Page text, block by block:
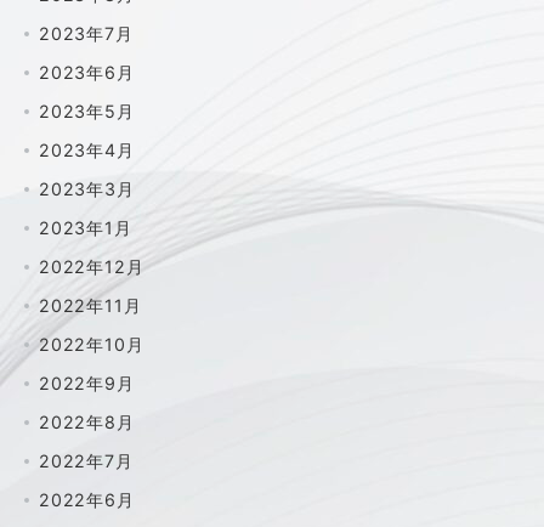
2023年7月
2023年6月
2023年5月
2023年4月
2023年3月
2023年1月
2022年12月
2022年11月
2022年10月
2022年9月
2022年8月
2022年7月
2022年6月